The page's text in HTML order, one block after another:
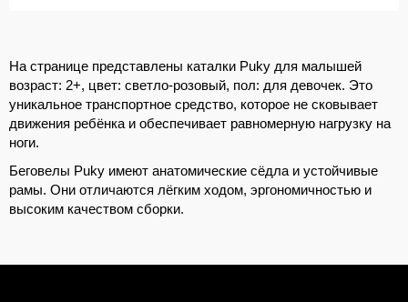
На странице представлены каталки Puky для малышей
возраст: 2+, цвет: светло-розовый, пол: для девочек. Это
уникальное транспортное средство, которое не сковывает
движения ребёнка и обеспечивает равномерную нагрузку на
ноги.
Беговелы Puky имеют анатомические сёдла и устойчивые
рамы. Они отличаются лёгким ходом, эргономичностью и
высоким качеством сборки.